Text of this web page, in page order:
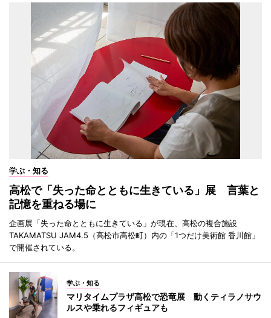
学ぶ・知る
高松で「失った命とともに生きている」展 言葉と
記憶を重ねる場に
企画展「失った命とともに生きている」が現在、高松の複合施設
TAKAMATSU JAM4.5（高松市高松町）内の「1つだけ美術館 香川館」
で開催されている。
学ぶ・知る
マリタイムプラザ高松で恐竜展 動くティラノサウ
ルスや乗れるフィギュアも